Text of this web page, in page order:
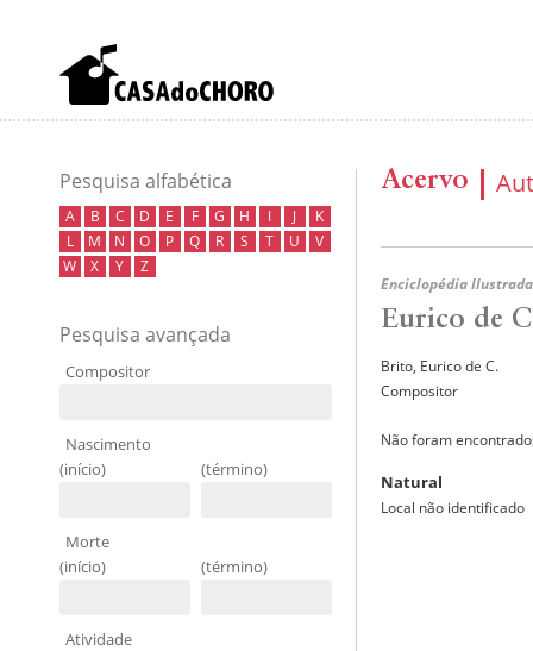
Pesquisa alfabética
A B C D E F G H I J
K
L
M N O P Q R S T U
V
W
X Y Z
Pesquisa avançada
Compositor
Nascimento
(início)
(término)
Morte
(início)
(término)
Atividade
Acervo
Enciclopédia Ilustrada
Eurico de
Brito, Eurico de C.
Compositor
Não foram
Natural
Local não identificado